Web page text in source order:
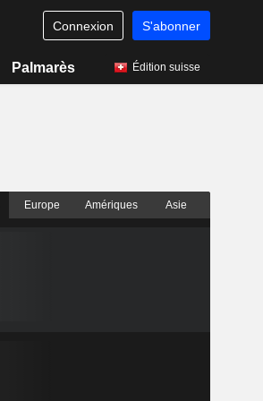
Connexion S'abonner
Palmarès Édition suisse
Europe Amériques Asie